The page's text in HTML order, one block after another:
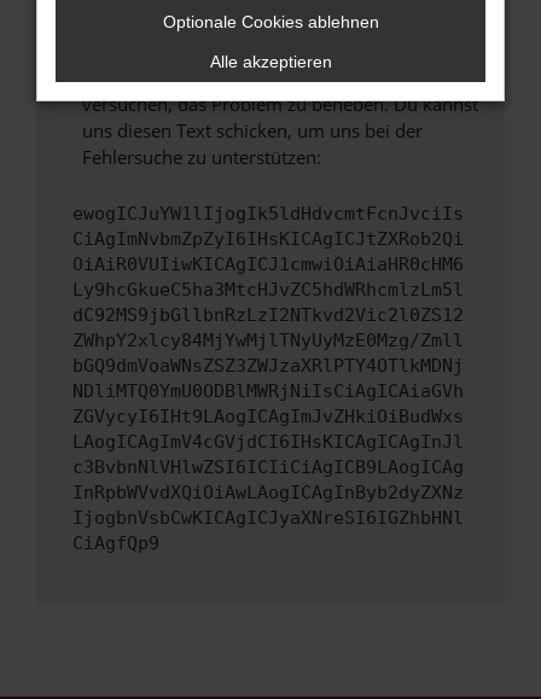
Wende dich an den Webseitenbetreiber.
Wenn du alle oben genannten Schritte versucht
hast, kontaktiere uns bitte. Wir werden
versuchen, das Problem zu beheben. Du kannst
uns diesen Text schicken, um uns bei der
Fehlersuche zu unterstützen:
ewogICJuYW1lIjogIk5ldHdvcmtFcnJvciIs
CiAgImNvbmZpZyI6IHsKICAgICJtZXRob2Qi
OiAiR0VUIiwKICAgICJ1cmwiOiAiaHR0cHM6
Ly9hcGkueC5ha3MtcHJvZC5hdWRhcmlzLm5l
dC92MS9jbGllbnRzLzI2NTkvd2Vic2l0ZS12
ZWhpY2xlcy84MjYwMjlTNyUyMzE0Mzg/Zmll
bGQ9dmVoaWNsZSZ3ZWJzaXRlPTY4OTlkMDNj
NDliMTQ0YmU0ODBlMWRjNiIsCiAgICAiaGVh
ZGVycyI6IHt9LAogICAgImJvZHkiOiBudWxs
LAogICAgImV4cGVjdCI6IHsKICAgICAgInJl
c3BvbnNlVHlwZSI6ICIiCiAgICB9LAogICAg
InRpbWVvdXQiOiAwLAogICAgInByb2dyZXNz
IjogbnVsbCwKICAgICJyaXNreSI6IGZhbHNl
CiAgfQp9
Optionale Cookies ablehnen
Alle akzeptieren